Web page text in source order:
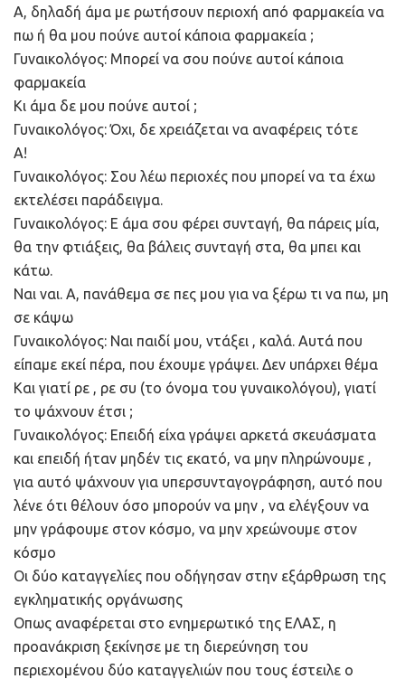
Α, δηλαδή άμα με ρωτήσουν περιοχή από φαρμακεία να
πω ή θα μου πούνε αυτοί κάποια φαρμακεία ;
Γυναικολόγος: Μπορεί να σου πούνε αυτοί κάποια
φαρμακεία
Κι άμα δε μου πούνε αυτοί ;
Γυναικολόγος: Όχι, δε χρειάζεται να αναφέρεις τότε
A!
Γυναικολόγος: Σου λέω περιοχές που μπορεί να τα έχω
εκτελέσει παράδειγμα.
Γυναικολόγος: Ε άμα σου φέρει συνταγή, θα πάρεις μία,
θα την φτιάξεις, θα βάλεις συνταγή στα, θα μπει και
κάτω.
Ναι ναι. Α, πανάθεμα σε πες μου για να ξέρω τι να πω, μη
σε κάψω
Γυναικολόγος: Ναι παιδί μου, ντάξει , καλά. Αυτά που
είπαμε εκεί πέρα, που έχουμε γράψει. Δεν υπάρχει θέμα
Και γιατί ρε , ρε συ (το όνομα του γυναικολόγου), γιατί
το ψάχνουν έτσι ;
Γυναικολόγος: Επειδή είχα γράψει αρκετά σκευάσματα
και επειδή ήταν μηδέν τις εκατό, να μην πληρώνουμε ,
για αυτό ψάχνουν για υπερσυνταγογράφηση, αυτό που
λένε ότι θέλουν όσο μπορούν να μην , να ελέγξουν να
μην γράφουμε στον κόσμο, να μην χρεώνουμε στον
κόσμο
Οι δύο καταγγελίες που οδήγησαν στην εξάρθρωση της
εγκληματικής οργάνωσης
Οπως αναφέρεται στο ενημερωτικό της ΕΛΑΣ, η
προανάκριση ξεκίνησε με τη διερεύνηση του
περιεχομένου δύο καταγγελιών που τους έστειλε ο